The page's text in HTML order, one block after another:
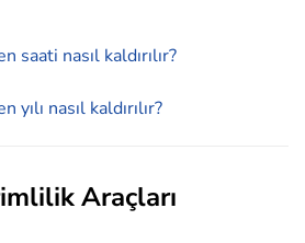
saati nasıl kaldırılır?
nasıl kaldırılır?
Araçları